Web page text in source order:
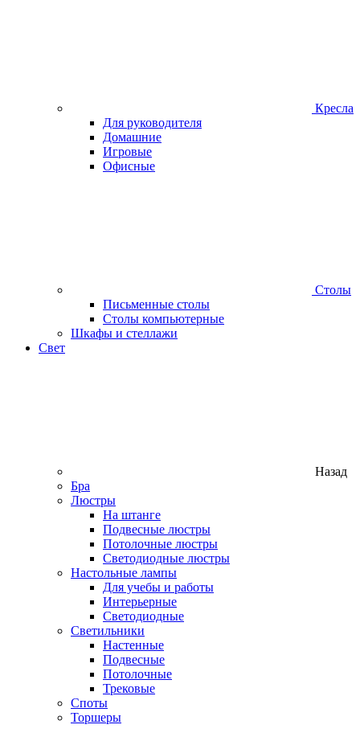
Кресла
Для руководителя
Домашние
Игровые
Офисные
Столы
Письменные столы
Столы компьютерные
Шкафы и стеллажи
Свет
Назад
Бра
Люстры
На штанге
Подвесные люстры
Потолочные люстры
Светодиодные люстры
Настольные лампы
Для учебы и работы
Интерьерные
Светодиодные
Светильники
Настенные
Подвесные
Потолочные
Трековые
Споты
Торшеры